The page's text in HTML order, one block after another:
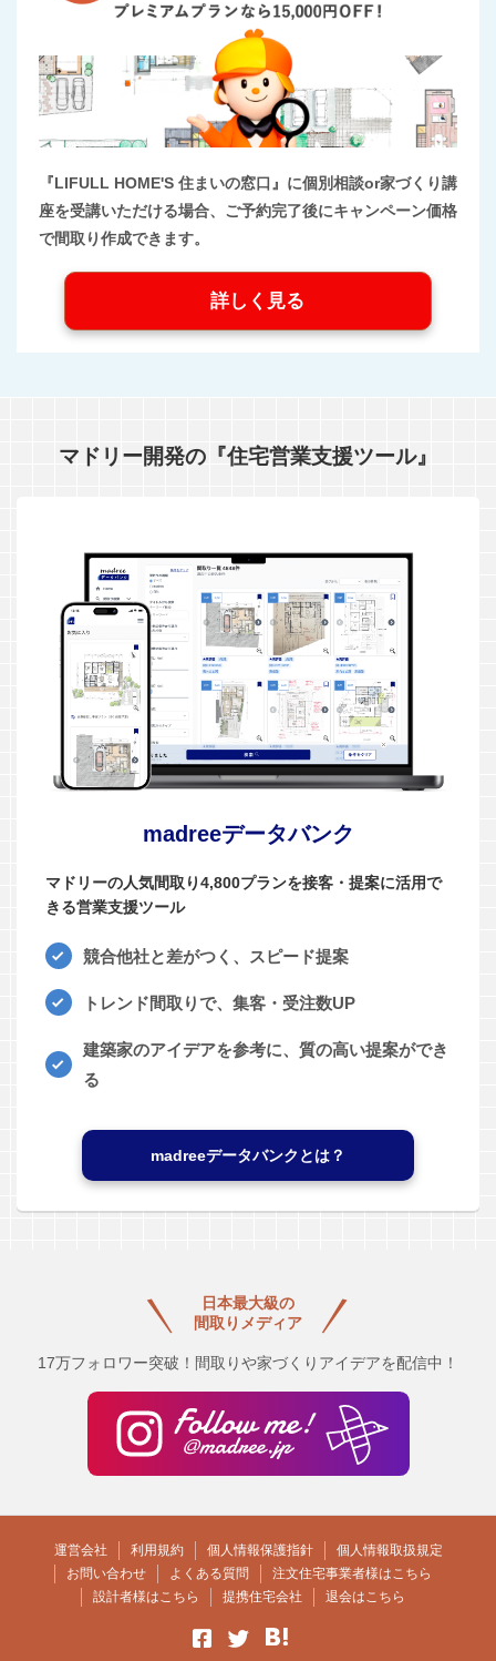
『LIFULL HOME'S 住まいの窓口』に個別相談or家づくり講
座を受講いただける場合、ご予約完了後にキャンペーン価格
で間取り作成できます。
詳しく見る
マドリー開発の『住宅営業支援ツール』
madreeデータバンク
マドリーの人気間取り4,800プランを接客・提案に活用で
きる営業支援ツール
競合他社と差がつく、スピード提案
トレンド間取りで、集客・受注数UP
建築家のアイデアを参考に、質の高い提案ができ
る
madreeデータバンクとは？
日本最大級の
間取りメディア
17万フォロワー突破！間取りや家づくりアイデアを配信中！
運営会社 利用規約 個人情報保護指針
個人情報取扱規定
お問い合わせ
よくある質問
注文住宅事業者様はこちら
設計者様はこちら
提携住宅会社 退会はこちら